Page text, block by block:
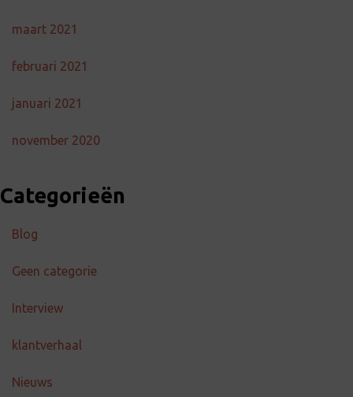
maart 2021
februari 2021
januari 2021
november 2020
Categorieën
Blog
Geen categorie
Interview
klantverhaal
Nieuws